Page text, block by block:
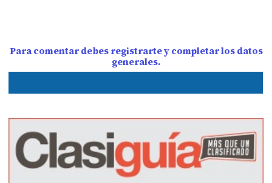
Para comentar debes registrarte y completar los datos
generales.